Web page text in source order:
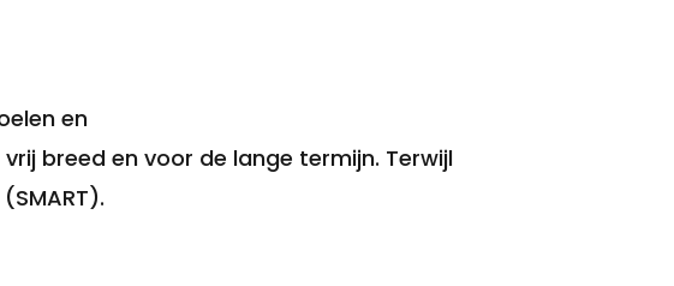
en
breed en voor de lange termijn. Terwijl